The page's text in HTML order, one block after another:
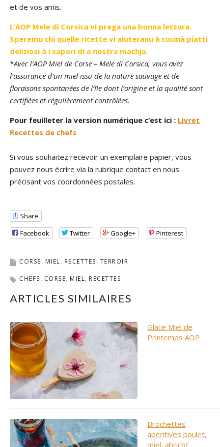
et de vos amis.
L’AOP Mele di Corsica vi prega una bonna lettura.
Speremu chì quelle ricette vi aiuteranu à cucinà piatti
deliziosi à i sapori di a nostra machja.
*Avec l’AOP Miel de Corse – Mele di Corsica, vous avez
l’assurance d’un miel issu de la nature sauvage et de
floraisons spontanées de l’île dont l’origine et la qualité sont
certifiées et régulièrement contrôlées.
Pour feuilleter la version numérique c’est ici : Livret
Recettes de chefs
Si vous souhaitez recevoir un exemplaire papier, vous
pouvez nous écrire via la rubrique contact en nous
précisant vos coordonnées postales.
Share
Facebook
Twitter Google+ Pinterest
CORSE MIEL RECETTES TERROIR
CHEFS CORSE MIEL RECETTES
ARTICLES SIMILAIRES
Glace Miel de
Printemps AOP
Brochettes
apéritives poulet,
miel, abricot